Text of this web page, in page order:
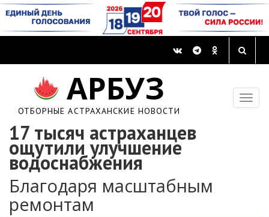
АРБУЗ
ОТБОРНЫЕ АСТРАХАНСКИЕ НОВОСТИ
17 тысяч астраханцев
ощутили улучшение
водоснабжения
Благодаря масштабным
ремонтам